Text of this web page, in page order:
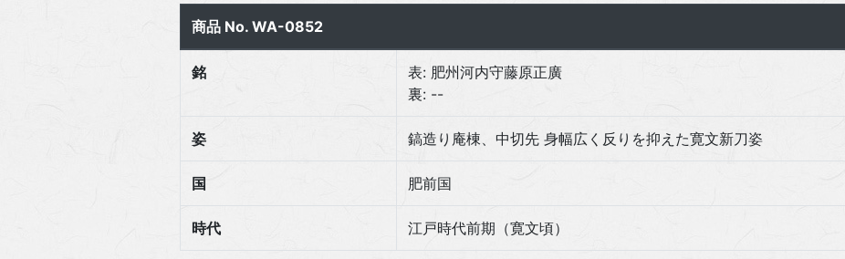
商品 No. WA-0852
銘
表: 肥州河内守藤原正廣
裏: --
姿 鎬造り庵棟、中切先 身幅広く反りを抑えた寛文新刀姿
国 肥前国
時代 江戸時代前期（寛文頃）